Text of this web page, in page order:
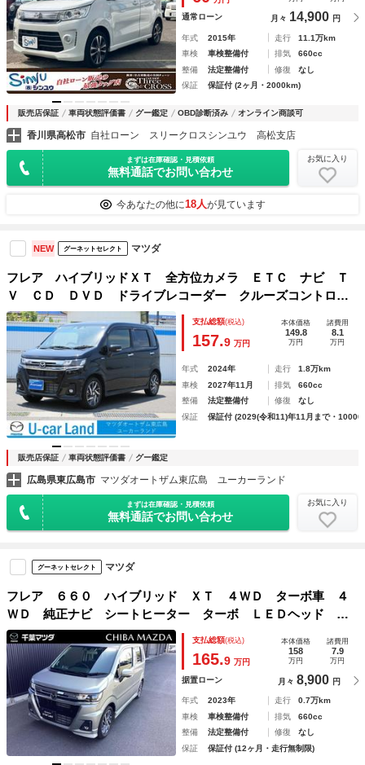
通常ローン 月々 14,900 円
年式 2015年 走行
11.1万km
車検
車検整備付 排気
660cc
整備
法定整備付 修復
なし
保証
保証付 (2ヶ月・2000km)
販売店保証 車両状態評価書 グー鑑定 OBD診断済み オンライン商談可
香川県高松市 自社ローン スリークロスシンユウ 高松支店
まずは在庫確認・見積依頼
無料通話でお問い合わせ
お気に入り
今あなたの他に18人が見ています
NEW グーネットセレクト マツダ
フレア ハイブリッドＸＴ 全方位カメラ ＥＴＣ ナビ Ｔ
Ｖ ＣＤ ＤＶＤ ドライブレコーダー クルーズコントロー
ル パドルシフト シートヒーター スマートキー アルミホ
イール ベンチシート フラットシート 衝突被害軽減システ
ム
支払総額(税込)
157.9 万円
本体価格
149.8
万円
諸費用
8.1
万円
年式 2024年 走行
1.8万km
車検
2027年11月 排気
660cc
整備
法定整備付 修復
なし
保証
保証付 (2029(令和11)年11月まで・
販売店保証 車両状態評価書 グー鑑定
広島県東広島市 マツダオートザム東広島 ユーカーランド
まずは在庫確認・見積依頼
無料通話でお問い合わせ
お気に入り
グーネットセレクト マツダ
フレア ６６０ ハイブリッド ＸＴ ４ＷＤ ターボ車 ４
ＷＤ 純正ナビ シートヒーター ターボ ＬＥＤヘッド ３
６０度カメラ 禁煙車 アイドリングストップ フルセグ シ
ートヒーター メモリーナビ クリアランスソナー スマート
キ
支払総額(税込)
165.9 万円
本体価格
158
万円
諸費用
7.9
万円
据置ローン 月々 8,900 円
年式 2023年 走行
0.7万km
車検
車検整備付 排気
660cc
整備
法定整備付 修復
なし
保証
保証付 (12ヶ月・走行無制限)